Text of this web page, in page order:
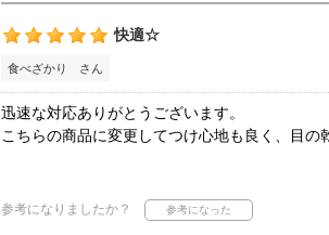
快適☆
食べざかり さん
迅速な対応ありがとうございます。
こちらの商品に変更してつけ心地も良く、目の
参考になりましたか？